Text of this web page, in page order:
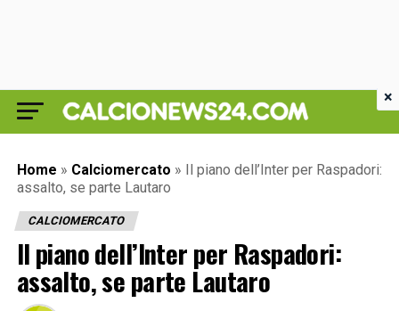
Home » Calciomercato » Il piano dell’Inter per Raspadori:
assalto, se parte Lautaro
CALCIOMERCATO
Il piano dell’Inter per Raspadori:
assalto, se parte Lautaro
×